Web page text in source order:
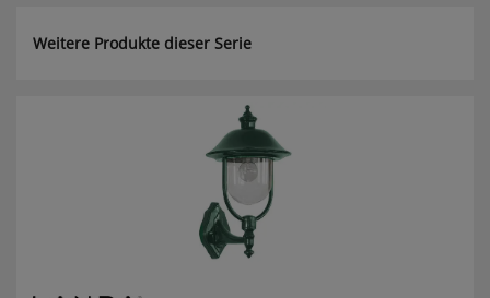
Weitere Produkte dieser Serie
Persönliche Begrüßung
ws_pferdekaemper_01-aa_welcome_cookie
Dieses Cookie speichert Ihre Emailadresse, damit
Sie diese beim Betreten des Shops nicht erneut